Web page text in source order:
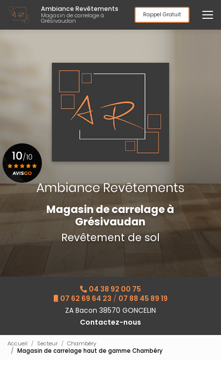
Aller
au
contenu
principal
Ambiance Revêtements
Magasin de carrelage à
Grésivaudan
Rappel Gratuit
Magasin de carrelage à
Grésivaudan
Revêtement de sol
04 38 92 00 75
07 62 69 64 23 / 07 88 45 89 19
ZA Bacon 38570 GONCELIN
Contactez-nous
10/10
Voir le certificat
Accueil Secteur
Chambéry
Magasin de carrelage haut de gamme Chambéry